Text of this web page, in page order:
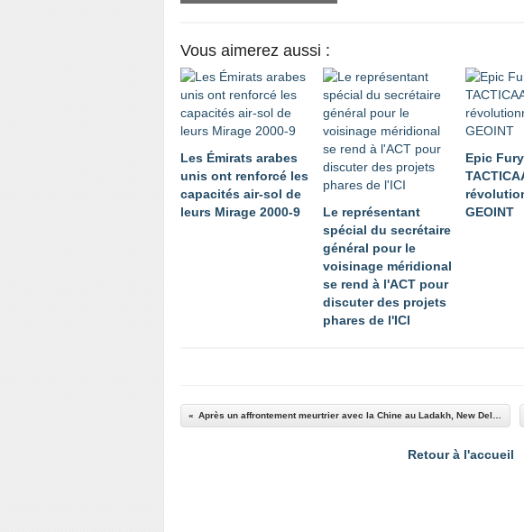
Vous aimerez aussi :
Les Émirats arabes
unis ont renforcé les
capacités air-sol de
leurs Mirage 2000-9
Le représentant
spécial du secrétaire
général pour le
voisinage méridional
se rend à l'ACT pour
discuter des projets
phares de l'ICI
Epic
GEOINT
Retour à l'accueil